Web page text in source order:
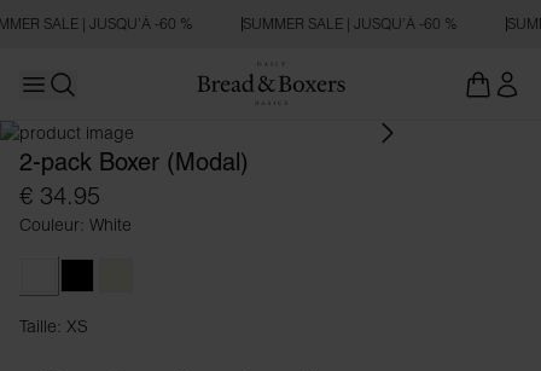
SALE | JUSQU’À -60 % SUMMER SALE | JUSQU’À -60 %
Open main menu
2-pack Boxer (Modal)
€ 34.95
Couleur: White
Taille: XS